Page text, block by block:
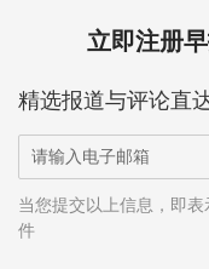
立即注册
精选报道与评论直
当您提交以上信息，即
件